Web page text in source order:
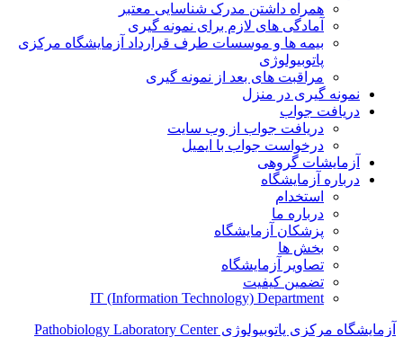
همراه داشتن مدرک شناسایی معتبر
آمادگی های لازم برای نمونه گیری
بیمه ها و موسسات طرف قرارداد آزمایشگاه مرکزی
پاتوبیولوژی
مراقبت های بعد از نمونه گیری
نمونه گیری در منزل
دریافت جواب
دریافت جواب از وب سایت
درخواست جواب با ایمیل
آزمایشات گروهی
درباره آزمایشگاه
استخدام
درباره ما
پزشکان آزمایشگاه
بخش ها
تصاویر آزمایشگاه
تضمین کیفیت
IT (Information Technology) Department
آزمایشگاه مرکزی پاتوبیولوژی Pathobiology Laboratory Center